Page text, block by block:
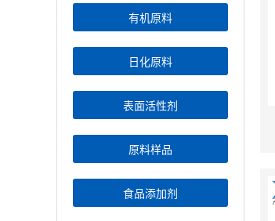
有机原料
日化原料
表面活性剂
原料样品
食品添加剂